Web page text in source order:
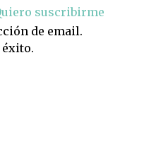
suscribirme
de email.